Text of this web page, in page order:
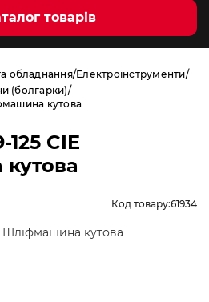
товарів
обладнання Електроінструменти
(болгарки)
кутова
125 CIE
Код товару:61934